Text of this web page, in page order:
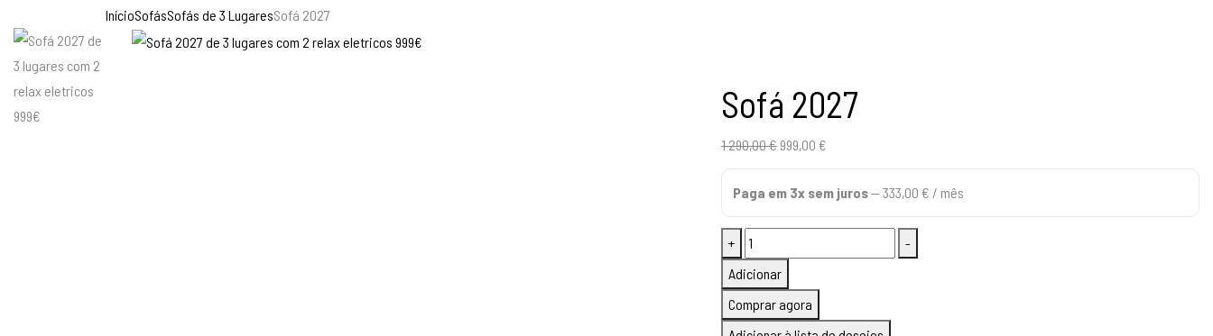
InícioSofásSofás de 3 LugaresSofá 2027
Sofá 2027
1 290,00€ O
original
290,00 €.
999,00 €O
atual
Paga em 3x sem juros—333,00 € / mês
+
Quantidade
de
Sofá
2027
-
Adicionar
Comprar agora